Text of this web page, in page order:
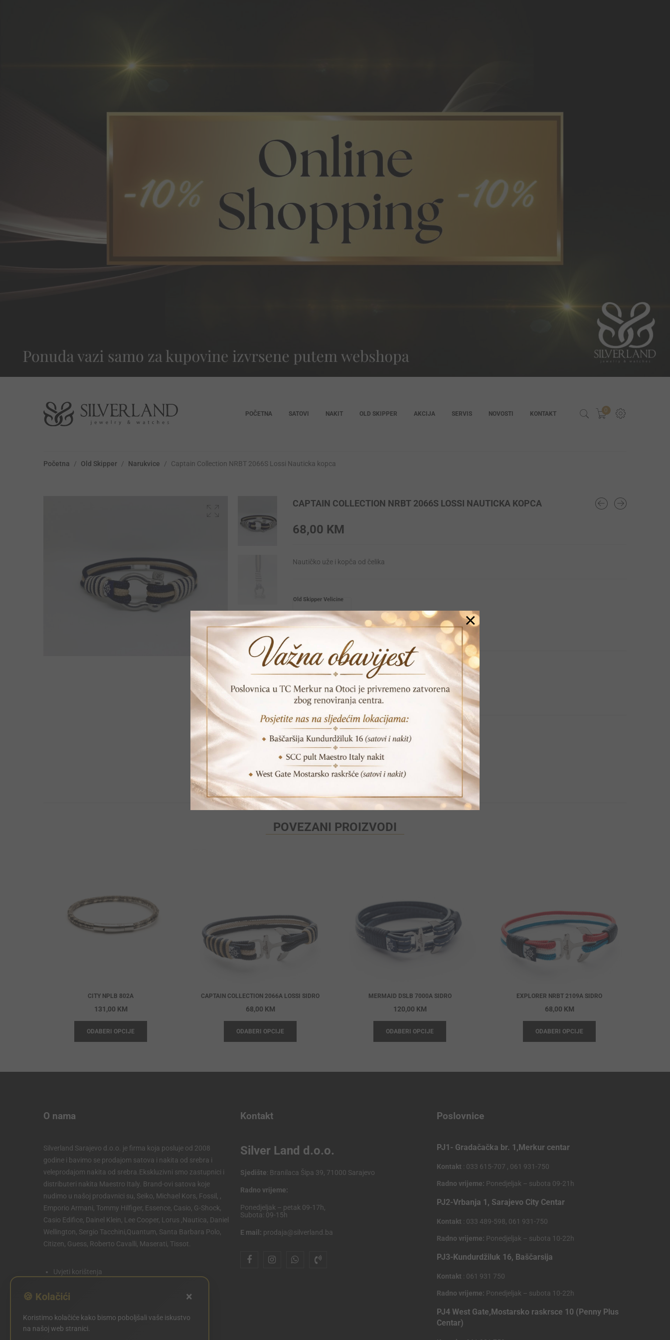
POČETNA SATOVI NAKIT OLD SKIPPER AKCIJA SERVIS NOVOSTI KONTAKT 0
Početna / Old Skipper / Narukvice / Captain Collection NRBT 2066S Lossi Nauticka kopca
CAPTAIN COLLECTION NRBT 2066S LOSSI NAUTICKA KOPCA
68,00 KM
Nautičko uže i kopča od čelika
Old Skipper Velicine
DODAJ U KORPU
NRBT 2066S
Print Pošalji prijatelju
POVEZANI PROIZVODI
CITY NPLB 802A
131,00 KM
ODABERI OPCIJE
CAPTAIN COLLECTION 2066A LOSSI SIDRO
68,00 KM
ODABERI OPCIJE
MERMAID DSLB 7000A SIDRO
120,00 KM
ODABERI OPCIJE
EXPLORER NRBT 2109A SIDRO
68,00 KM
ODABERI OPCIJE
O nama
Silverland Sarajevo d.o.o. je firma koja posluje od 2008
godine i bavimo se prodajom satova i nakita od srebra i
veleprodajom nakita od srebra.Ekskluzivni smo zastupnici i
distributeri nakita Maestro Italy. Brand-ovi satova koje
nudimo u našoj prodavnici su, Seiko, Michael Kors, Fossil, ,
Emporio Armani, Tommy Hilfiger, Essence, Casio, G-Shock,
Casio Edifice, Dainel Klein, Lee Cooper, Lorus ,Nautica, Daniel
Wellington, Sergio Tacchini,Quantum, Santa Barbara Polo,
Citizen, Guess, Roberto Cavalli, Maserati, Tissot.
Uvjeti korištenja
Politika kolačića
POSTAVKE KOLAČIĆA
Kontakt
Silver Land d.o.o.
Sjedište: Branilaca Šipa 39, 71000 Sarajevo
Radno vrijeme:
Ponedjeljak – petak 09-17h,
Subota: 09-15h
E mail: prodaja@silverland.ba
Poslovnice
PJ1- Gradačačka br. 1,Merkur centar
Kontakt : 033 615-707 , 061 931-750
Radno vrijeme: Ponedjeljak – subota 09-21h
PJ2-Vrbanja 1, Sarajevo City Centar
Kontakt : 033 489-598, 061 931-750
Radno vrijeme: Ponedjeljak – subota 10-22h
PJ3-Kundurdžiluk 16, Baščarsija
Kontakt : 061 931 750
Radno vrijeme: Ponedjeljak – subota 10-22h
PJ4 West Gate,Mostarsko raskrsce 10 (Penny Plus
Centar)
🍪 Kolačići ×
Koristimo kolačiće kako bismo poboljšali vaše iskustvo
na našoj web stranici.
×